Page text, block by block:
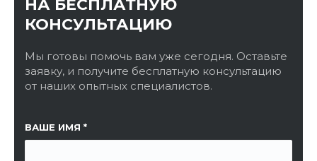
НА БЕСПЛАТНУЮ
КОНСУЛЬТАЦИЮ
Мы готовы помочь вам уже сегодня. Оставьте
заявку, и получите бесплатную консультацию
от наших опытных специалистов.
ВАШЕ ИМЯ
ССЫЛКА НА СТРАНИЦУ